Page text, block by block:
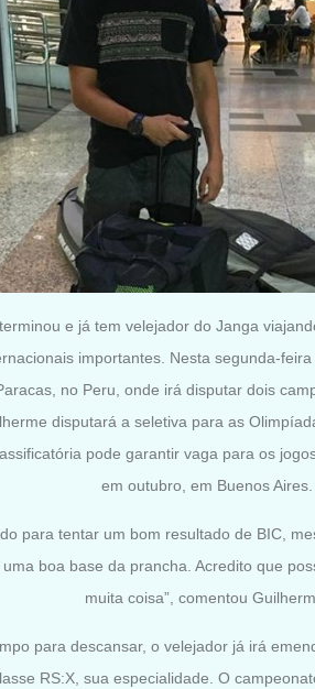
e já tem velejador do Janga
importantes. Nesta segunda-
no Peru, onde irá disputar dois
disputará a seletiva para as
pode garantir vaga para os
em outubro, em Buenos Aires.
para tentar um bom resultado de BIC,
boa base da prancha. Acredito que
muita coisa”, comentou
para descansar, o velejador já irá
RS:X, sua especialidade. O